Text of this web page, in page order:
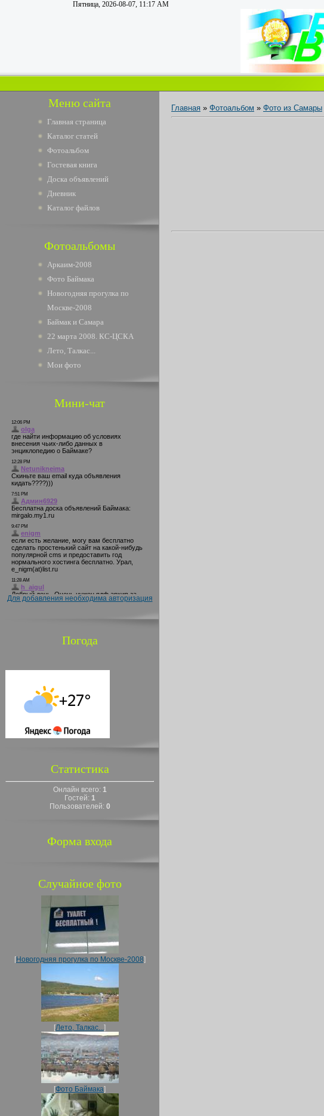
Пятница, 2026-08-07, 11:17 AM
Меню сайта
Главная страница
Каталог статей
Фотоальбом
Гостевая книга
Доска объявлений
Дневник
Каталог файлов
Фотоальбомы
Аркаим-2008
Фото Баймака
Новогодняя прогулка по
Москве-2008
Баймак и Самара
22 марта 2008. КС-ЦСКА
Лето, Талкас...
Мои фото
Мини-чат
Для добавления необходима авторизация
Погода
Статистика
Онлайн всего: 1
Гостей: 1
Пользователей: 0
Форма входа
Случайное фото
[Новогодняя прогулка по Москве-2008]
[Лето, Талкас...]
[Фото Баймака]
Главная » Фотоальбом » Фото из Самары